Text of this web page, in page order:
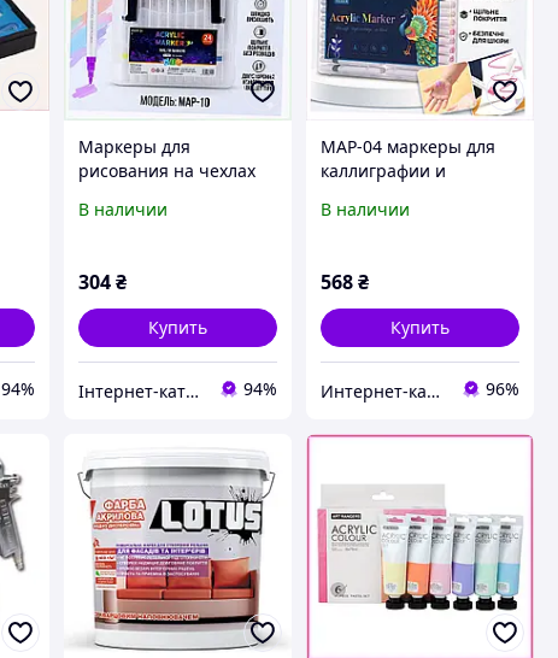
94%
Маркеры для
рисования на чехлах
12 шт 28XC6910H7
В наличии
304 ₴
Купить
Інтернет-каталог знижок "MODNO" 94%
MAP-04 маркеры для
каллиграфии и
H902104P
В наличии
568₴
Купить
Интернет-ка​талог ски​д​​ок "ХО-РО-ШО!" 96%